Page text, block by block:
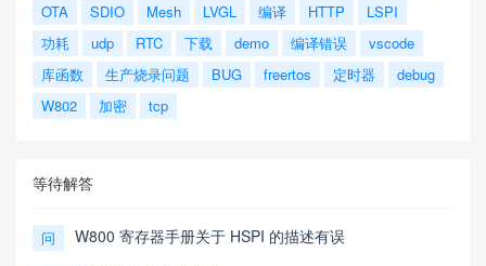
OTA
SDIO Mesh LVGL 编译 HTTP
LSPI
功耗
udp RTC 下载 demo 编译错误
vscode
库函数
生产烧录问题 BUG freertos 定时器
debug
W802
加密 tcp
等待解答
问 W800 寄存器手册关于 HSPI 的描述有误